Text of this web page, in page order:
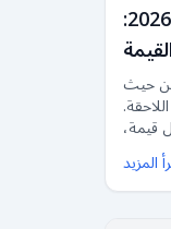
أرخص الدول لزراعة الشعر في عام 2026:
الدول لزراعة الشعر في عام 2026 من حيث
قيمة،
المزيد